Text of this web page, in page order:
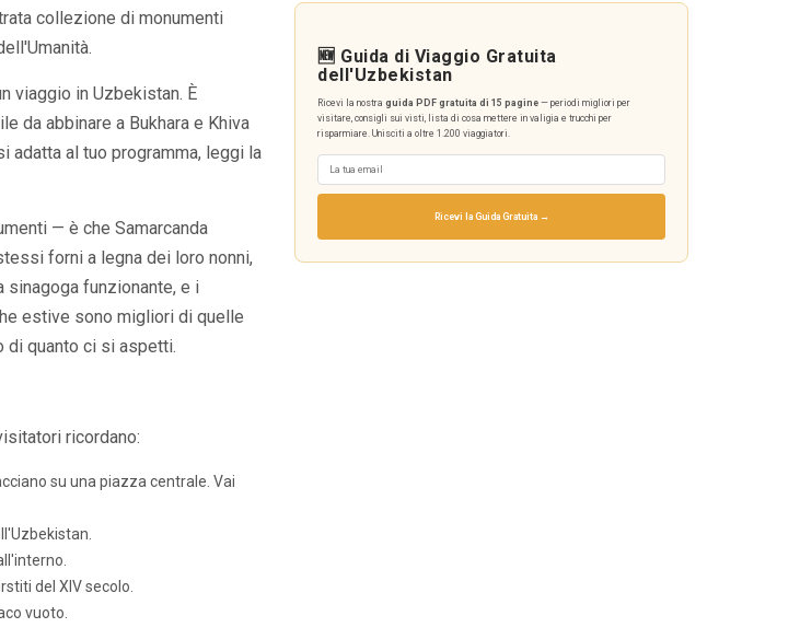
collezione di monumenti
viaggio in Uzbekistan. È
da abbinare a Bukhara e Khiva
adatta al tuo programma, leggi la
— è che Samarcanda
forni a legna dei loro nonni,
sinagoga funzionante, e i
estive sono migliori di quelle
di quanto ci si aspetti.
ricordano:
su una piazza centrale. Vai
del XIV secolo.
vuoto.
🆕 Guida di Viaggio Gratuita
dell'Uzbekistan
Ricevi la nostra guida PDF gratuita di 15 pagine — periodi migliori per
visitare, consigli sui visti, lista di cosa mettere in valigia e trucchi per
risparmiare. Unisciti a oltre 1.200 viaggiatori.
Ricevi la Guida Gratuita →